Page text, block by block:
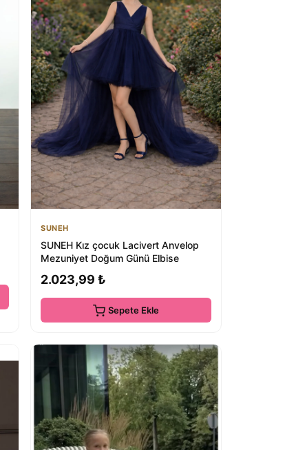
SUNEH
SUNEH Kız çocuk Lacivert Anvelop
Mezuniyet Doğum Günü Elbise
2.023,99 ₺
Sepete Ekle